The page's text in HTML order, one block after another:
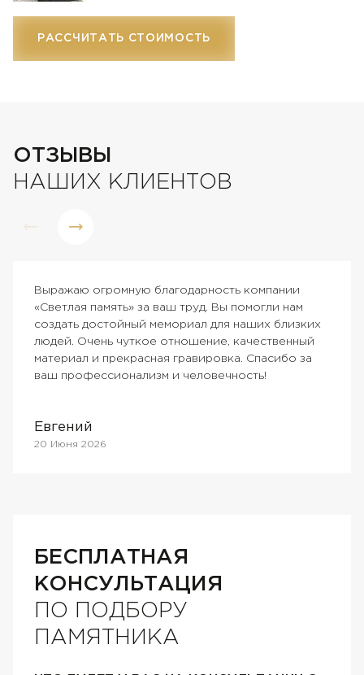
РАССЧИТАТЬ СТОИМОСТЬ
ОТЗЫВЫ
НАШИХ КЛИЕНТОВ
Выражаю огромную благодарность компании
«Светлая память» за ваш труд. Вы помогли нам
создать достойный мемориал для наших близких
людей. Очень чуткое отношение, качественный
материал и прекрасная гравировка. Спасибо за
ваш профессионализм и человечность!
Евгений
20 Июня 2026
БЕСПЛАТНАЯ
КОНСУЛЬТАЦИЯ
ПО ПОДБОРУ
ПАМЯТНИКА